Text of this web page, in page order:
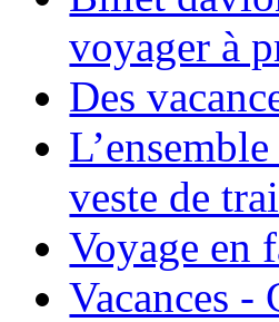
voyager à
Des
veste de
Voyage en
Vacances -